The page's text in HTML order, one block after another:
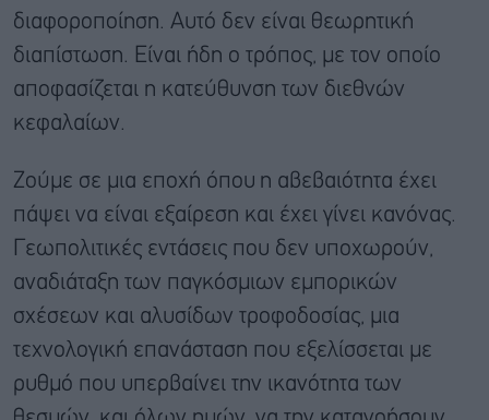
διαφοροποίηση. Αυτό δεν είναι θεωρητική
διαπίστωση. Είναι ήδη ο τρόπος, με τον οποίο
αποφασίζεται η κατεύθυνση των διεθνών
κεφαλαίων.
Ζούμε σε μια εποχή όπου η αβεβαιότητα έχει
πάψει να είναι εξαίρεση και έχει γίνει κανόνας.
Γεωπολιτικές εντάσεις που δεν υποχωρούν,
αναδιάταξη των παγκόσμιων εμπορικών
σχέσεων και αλυσίδων τροφοδοσίας, μια
τεχνολογική επανάσταση που εξελίσσεται με
ρυθμό που υπερβαίνει την ικανότητα των